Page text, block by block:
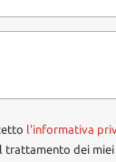
Invia un
le vetture
l'informativa
trattamento dei